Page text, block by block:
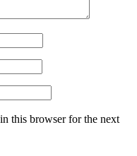
this browser for the next